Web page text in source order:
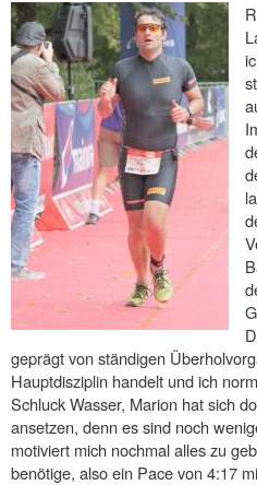
geprägt von ständigen
Hauptdisziplin handelt und ich
Schluck Wasser, Marion hat sich
ansetzen, denn es sind noch
motiviert mich nochmal alles zu
benötige, also ein Pace von 4:17